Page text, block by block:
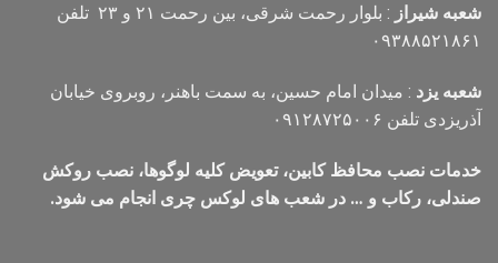
شعبه شیراز
: بلوار رحمت شرقی، بین رحمت ۲۱ و ۲۳ تلفن
۰۹۳۸۸۵۲۱۸۶۱
شعبه یزد : میدان امام حسین، به سمت باهنر، روبروی خیابان
آذریزدی تلفن ۰۹۱۲۸۷۲۵۰۰۶
خدمات نصب محافظ کابین، تعویض کلیه لوگوها، نصب روکش
صندلی، رکاب و … در شعب های لوکس چری انجام می شود.